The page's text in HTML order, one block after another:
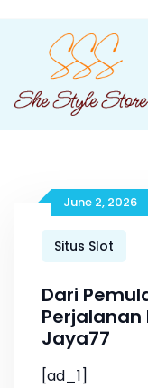
content
June 2, 2026
Situs Slot
Dari
Jaya77
[ad_1]